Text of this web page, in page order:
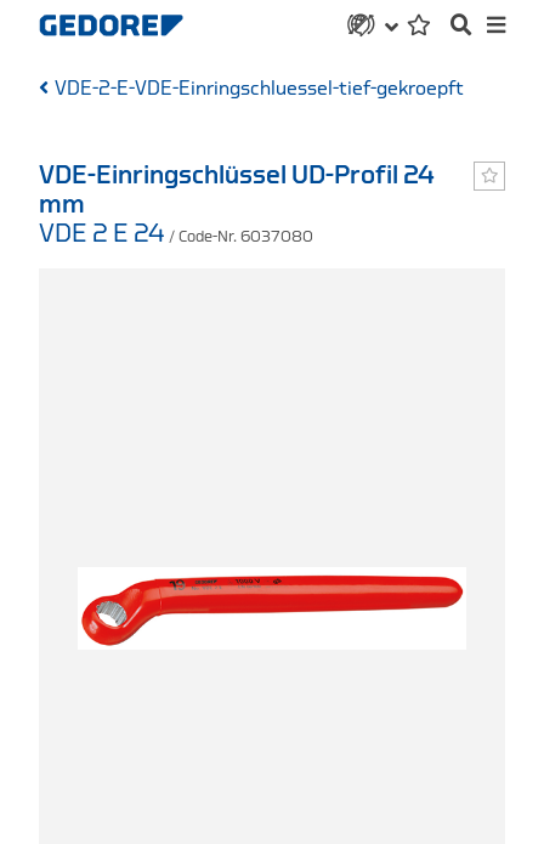
VDE-2-E-VDE-Einringschluessel-tief-gekroepft
VDE-Einringschlüssel UD-Profil 24
mm
VDE 2 E 24 / Code-Nr. 6037080